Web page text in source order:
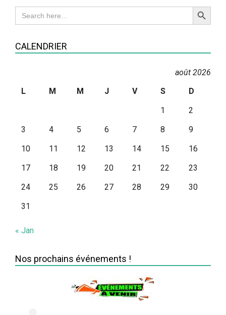
Search
for:
Search Button
CALENDRIER
août 2026
L
M M J V S
D
1
2
3
4 5 6 7 8
9
10
11 12 13 14 15
16
17
18 19 20 21 22
23
24
25 26 27 28 29
30
31
« Jan
Nos prochains événements !